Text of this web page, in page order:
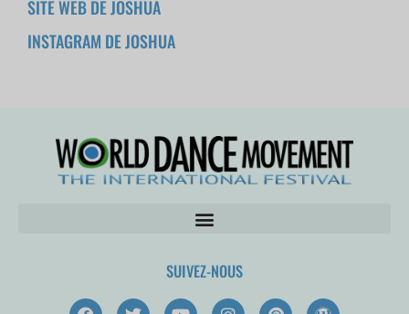
SITE WEB DE JOSHUA
INSTAGRAM DE JOSHUA
SUIVEZ-NOUS
F T Y I P W